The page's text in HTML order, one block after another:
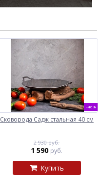
-46%
Сковорода Садж стальная 40 см
2 930 руб.
1 590 руб.
Купить